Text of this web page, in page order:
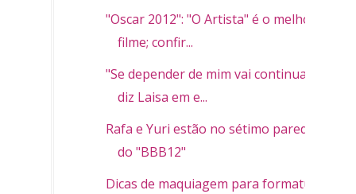
"Oscar 2012": "O Artista" é o melhor
filme; confir...
"Se depender de mim vai continuar",
diz Laisa em e...
Rafa e Yuri estão no sétimo paredão
do "BBB12"
Dicas de maquiagem para formatura